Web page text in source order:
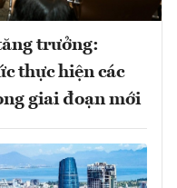
trưởng:
thực hiện các
giai đoạn mới